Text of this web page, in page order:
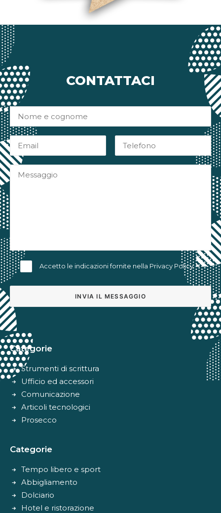
CONTATTACI
Accetto le indicazioni fornite nella Privacy Policy
Categorie
Strumenti di scrittura
Ufficio ed accessori
Comunicazione
Articoli tecnologici
Prosecco
Categorie
Tempo libero e sport
Abbigliamento
Dolciario
Hotel e ristorazione